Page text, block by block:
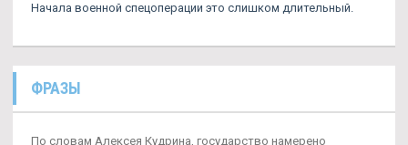
Начала военной спецоперации это слишком длительный.
ФРАЗЫ
По словам Алексея Кудрина, государство намерено